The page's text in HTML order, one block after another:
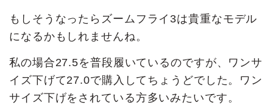
もしそうなったらズームフライ3は貴重なモデル
になるかもしれませんね。
私の場合27.5を普段履いているのですが、ワンサ
イズ下げて27.0で購入してちょうどでした。ワン
サイズ下げをされている方多いみたいです。